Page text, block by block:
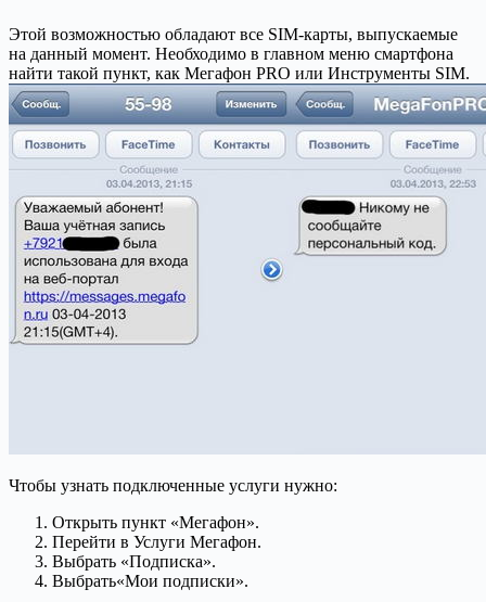
Этой возможностью обладают все SIM-карты, выпускаемые
на данный момент. Необходимо в главном меню смартфона
найти такой пункт, как Мегафон PRO или Инструменты SIM.
Чтобы узнать подключенные услуги нужно:
Открыть пункт «Мегафон».
Перейти в Услуги Мегафон.
Выбрать «Подписка».
Выбрать«Мои подписки».